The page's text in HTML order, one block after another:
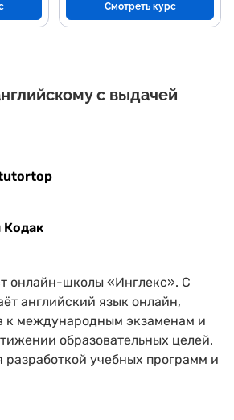
Смотреть курс
с выдачей
Кодак
онлайн-школы «Инглекс». С
английский язык онлайн,
к международным экзаменам и
образовательных целей.
разработкой учебных программ и